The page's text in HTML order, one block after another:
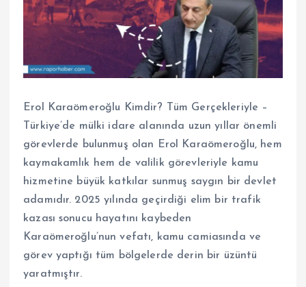
Erol Karaömeroğlu Kimdir? Tüm Gerçekleriyle –
Türkiye’de mülki idare alanında uzun yıllar önemli
görevlerde bulunmuş olan Erol Karaömeroğlu, hem
kaymakamlık hem de valilik görevleriyle kamu
hizmetine büyük katkılar sunmuş saygın bir devlet
adamıdır. 2025 yılında geçirdiği elim bir trafik
kazası sonucu hayatını kaybeden
Karaömeroğlu’nun vefatı, kamu camiasında ve
görev yaptığı tüm bölgelerde derin bir üzüntü
yaratmıştır.